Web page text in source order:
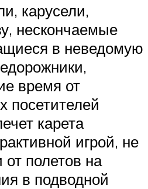
карусели,
нескончаемые
в неведомую
время от
карета
игрой, не
от полетов на
в подводной